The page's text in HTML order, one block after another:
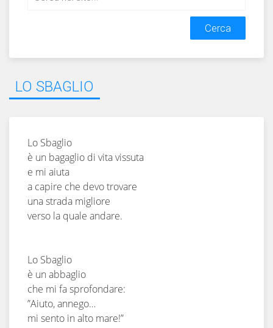
LO SBAGLIO
Lo Sbaglio
è un bagaglio di vita vissuta
e mi aiuta
a capire che devo trovare
una strada migliore
verso la quale andare.
Lo Sbaglio
è un abbaglio
che mi fa sprofondare:
”Aiuto, annego…
mi sento in alto mare!”